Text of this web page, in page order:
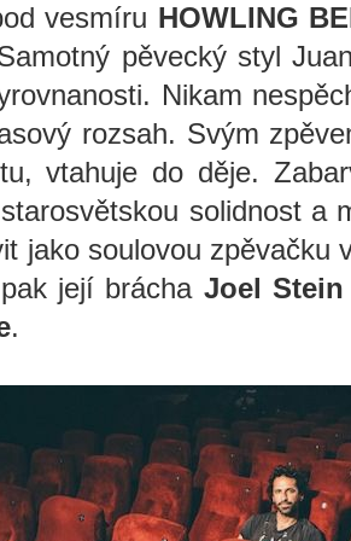
vesmíru HOWLING
pěvecký styl
Nikam
rozsah. Svým
vtahuje do děje.
solidnost a
jako soulovou zpěvačku
její brácha Joel Stein
.